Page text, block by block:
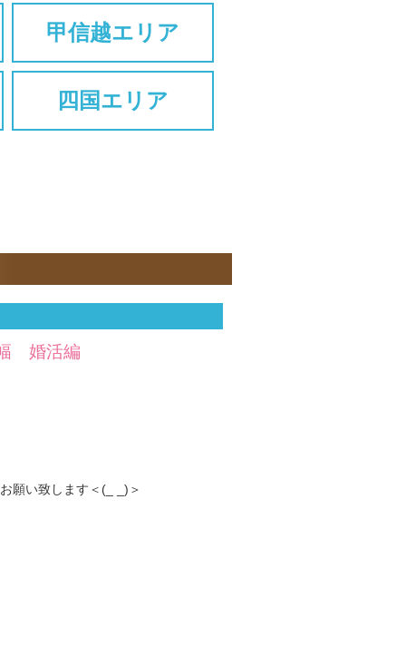
甲信越エリア
四国エリア
婚活編
願い致します＜(_ _)＞